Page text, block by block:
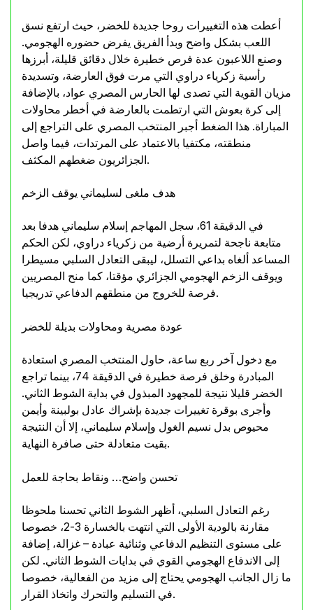
أعطت هذه التغييرات روحا جديدة للخضر، حيث ارتفع نسق
اللعب بشكل واضح وبدأ الفريق يفرض حضوره الهجومي.
وصنع اللاعبون عدة فرص خطيرة خلال دقائق قليلة، أبرزها
رأسية زكرياء دراوي التي مرت فوق العارضة، وتسديدة
مزيان القوية التي تصدى لها الحارس المصري عواد، بالإضافة
إلى كرة بعوش التي ارتطمت بالعارضة في أخطر محاولات
المباراة. هذا الضغط أجبر المنتخب المصري على التراجع إلى
منطقته، مكتفيا بالاعتماد على المرتدات، فيما واصل
الجزائريون ضغطهم المكثف.
هدف ملغى لسليماني يوقف الزخم
في الدقيقة 61، سجل المهاجم إسلام سليماني هدفا بعد
متابعة ناجحة لتمريرة أرضية من زكرياء دراوي، لكن الحكم
المساعد ألغاه بداعي التسلل، ليبقى التعادل السلبي مسيطرا
ويوقف الزخم الهجومي الجزائري مؤقتا، كما منح المصريين
فرصة للخروج من منطقهم الدفاعي تدريجيا.
عودة مصرية ومحاولات بديلة للخضر
مع دخول آخر ربع ساعة، حاول المنتخب المصري استعادة
المبادرة وخلق فرصة خطيرة في الدقيقة 74، بينما تراجع
الخضر قليلا نتيجة للمجهود المبذول في بداية الشوط الثاني.
وأجرى بوقرة تغييرات جديدة بإشراك عادل بولبينة وأيمن
محيوص بدل نسيم الغول وإسلام سليماني، إلا أن النتيجة
بقيت متعادلة حتى صافرة النهاية.
تحسن واضح… ونقاط بحاجة للعمل
رغم التعادل السلبي، أظهر الشوط الثاني تحسنا ملحوظا
مقارنة بالودية الأولى التي انتهت بالخسارة 3-2، خصوصا
على مستوى التنظيم الدفاعي وثنائية عبادة – غزالة، إضافة
إلى الاندفاع الهجومي القوي في بدايات الشوط الثاني. لكن
ما زال الجانب الهجومي يحتاج إلى مزيد من الفعالية، خصوصا
في التسليم والتحرك واتخاذ القرار.